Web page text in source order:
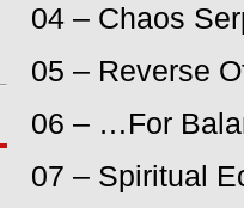
04 – Chaos
05 – Reverse
06 – …For
07 – Spiritual